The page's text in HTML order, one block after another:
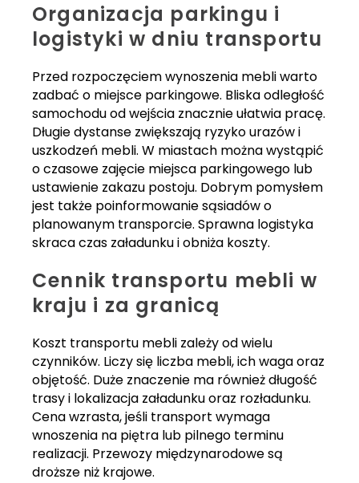
Organizacja parkingu i
logistyki w dniu transportu
Przed rozpoczęciem wynoszenia mebli warto
zadbać o miejsce parkingowe. Bliska odległość
samochodu od wejścia znacznie ułatwia pracę.
Długie dystanse zwiększają ryzyko urazów i
uszkodzeń mebli. W miastach można wystąpić
o czasowe zajęcie miejsca parkingowego lub
ustawienie zakazu postoju. Dobrym pomysłem
jest także poinformowanie sąsiadów o
planowanym transporcie. Sprawna logistyka
skraca czas załadunku i obniża koszty.
Cennik transportu mebli w
kraju i za granicą
Koszt transportu mebli zależy od wielu
czynników. Liczy się liczba mebli, ich waga oraz
objętość. Duże znaczenie ma również długość
trasy i lokalizacja załadunku oraz rozładunku.
Cena wzrasta, jeśli transport wymaga
wnoszenia na piętra lub pilnego terminu
realizacji. Przewozy międzynarodowe są
droższe niż krajowe.